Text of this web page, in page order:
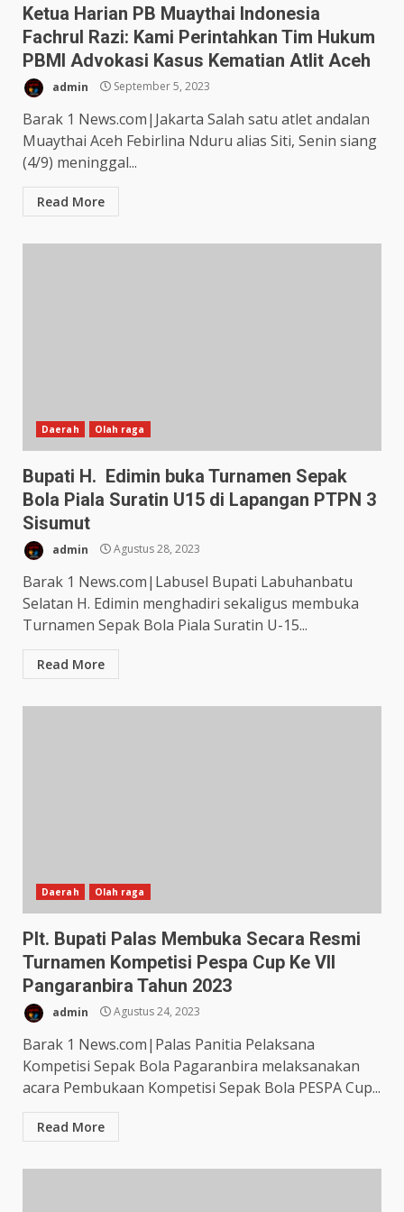
Ketua Harian PB Muaythai Indonesia
Fachrul Razi: Kami Perintahkan Tim Hukum
PBMI Advokasi Kasus Kematian Atlit Aceh
admin September 5, 2023
Barak 1 News.com|Jakarta Salah satu atlet andalan
Muaythai Aceh Febirlina Nduru alias Siti, Senin siang
(4/9) meninggal...
Read More
Daerah Olah raga
Bupati H. Edimin buka Turnamen Sepak
Bola Piala Suratin U15 di Lapangan PTPN 3
Sisumut
admin Agustus 28, 2023
Barak 1 News.com|Labusel Bupati Labuhanbatu
Selatan H. Edimin menghadiri sekaligus membuka
Turnamen Sepak Bola Piala Suratin U-15...
Read More
Daerah Olah raga
Plt. Bupati Palas Membuka Secara Resmi
Turnamen Kompetisi Pespa Cup Ke VII
Pangaranbira Tahun 2023
admin Agustus 24, 2023
Barak 1 News.com|Palas Panitia Pelaksana
Kompetisi Sepak Bola Pagaranbira melaksanakan
acara Pembukaan Kompetisi Sepak Bola PESPA Cup...
Read More